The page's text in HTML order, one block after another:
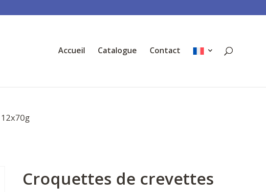
Accueil Catalogue Contact
Croquettes de crevettes